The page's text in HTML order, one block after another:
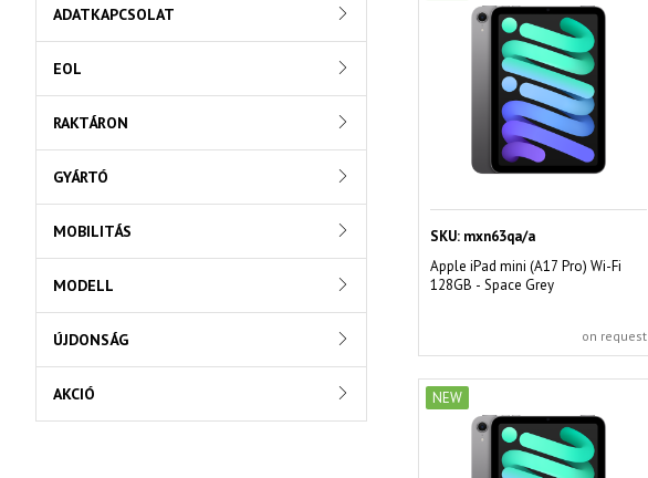
SKU: mxn63qa/a
Apple iPad mini (A17 Pro) Wi-Fi
128GB - Space Grey
on request
NEW
ADATKAPCSOLAT
EOL
RAKTÁRON
GYÁRTÓ
MOBILITÁS
MODELL
ÚJDONSÁG
AKCIÓ